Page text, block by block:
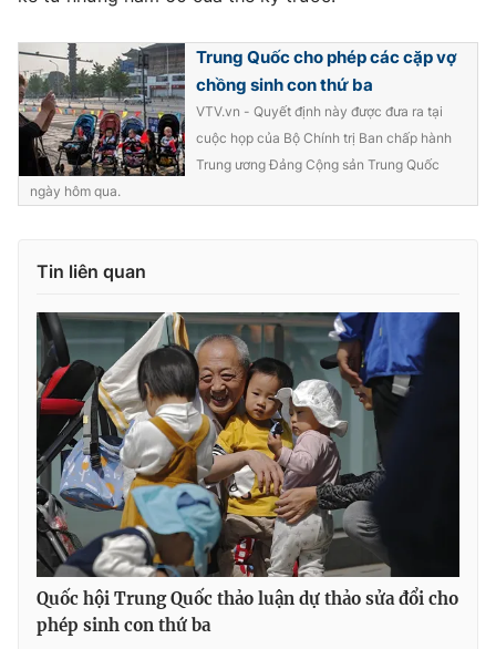
Thị trường
Tư vấn
Chuyên mục khác
Emagazine Podcast
Photo
VTV Money VTV Thể thao
VTV Sức khoẻ Bất động sản
Thị trường 24h Tấm lòng Việt
VTV4 Vươn mình bằng AI
VTV9 VTV8
Liên hệ tòa soạn
Trung Quốc cho phép các cặp vợ
chồng sinh con thứ ba
VTV.vn - Quyết định này được đưa ra tại
cuộc họp của Bộ Chính trị Ban chấp hành
Trung ương Đảng Cộng sản Trung Quốc
ngày hôm qua.
Tin liên quan
Quốc hội Trung Quốc thảo luận dự thảo sửa đổi cho
phép sinh con thứ ba